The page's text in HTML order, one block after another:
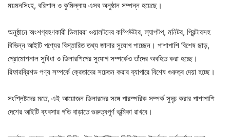
ময়মনসিংহ, বরিশাল ও কুমিল্লায় এসব অনুষ্ঠান সম্পন্ন হয়েছে।
অনুষ্ঠানে অংশগ্রহণকারী ডিলাররা ওয়ালটনের কম্পিউটার, ল্যাপটপ, মনিটর, প্রিন্টারসহ
বিভিন্ন আইটি পণ্যের বিস্তারিত তথ্য জানার সুযোগ পাচ্ছেন। পাশাপাশি বিশেষ ছাড়,
প্রোমোশনাল সুবিধা ও ডিলারশিপের সুযোগ সম্পর্কেও তাঁদের অবহিত করা হচ্ছে।
রিফারব্রিশড পণ্য সম্পর্কে ক্রেতাদের সচেতন করার ব্যাপারে বিশেষ গুরুত্ব দেয়া হচ্ছে।
সংশ্লিষ্টদের মতে, এই আয়োজন ডিলারদের সঙ্গে পারস্পরিক সম্পর্ক সুদৃঢ় করার পাশাপাশি
দেশের আইটি ব্যবসার গতি বাড়াতে গুরুত্বপূর্ণ ভূমিকা রাখবে।